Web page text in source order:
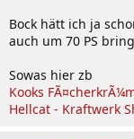
Bock hätt ich ja
auch um 70 PS
Sowas hier zb
Kooks
Hellcat - Kraftwerk